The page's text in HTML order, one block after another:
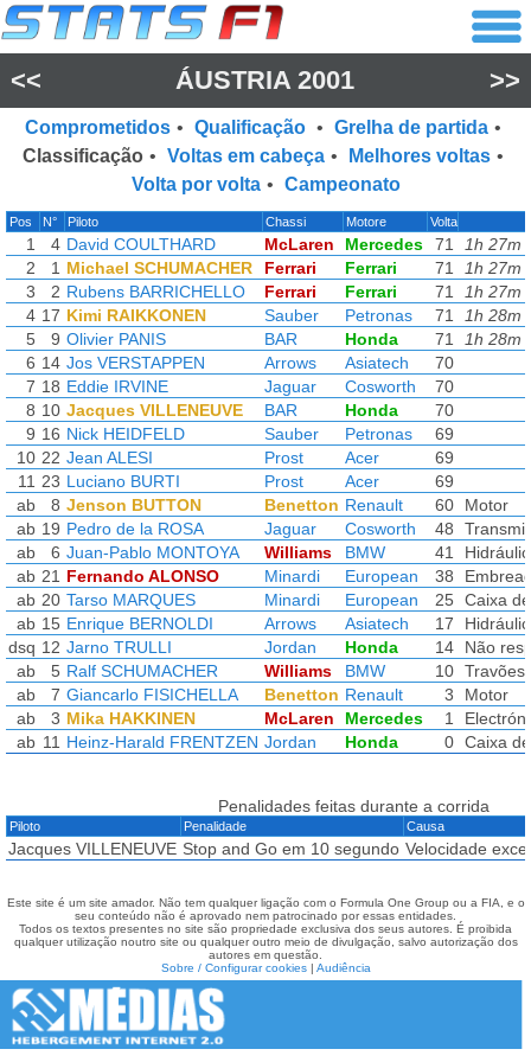
<< ÁUSTRIA 2001 >>
Comprometidos • Qualificação • Grelha de partida •
Classificação • Voltas em cabeça • Melhores voltas •
Volta por volta • Campeonato
Pos N° Piloto Chassi Motore Volta
1 4 David COULTHARD McLaren Mercedes 71
1h 27m
2
1 Michael SCHUMACHER Ferrari Ferrari 71
1h 27m
3
2 Rubens BARRICHELLO Ferrari Ferrari 71
1h 27m
4 17 Kimi RAIKKONEN Sauber Petronas 71
1h 28m
5
9 Olivier PANIS BAR Honda 71
1h 28m
6 14 Jos VERSTAPPEN Arrows Asiatech
70
7 18 Eddie IRVINE Jaguar Cosworth
70
8 10 Jacques VILLENEUVE BAR Honda
70
9 16 Nick HEIDFELD Sauber Petronas
69
10 22 Jean ALESI Prost Acer
69
11 23 Luciano BURTI Prost Acer
69
ab
8 Jenson BUTTON Benetton Renault 60
Motor
ab 19 Pedro de la ROSA Jaguar Cosworth 48
ab
6 Juan-Pablo MONTOYA Williams BMW 41
ab 21 Fernando ALONSO Minardi European 38
ab 20 Tarso MARQUES Minardi European 25 Caixa
ab 15 Enrique BERNOLDI Arrows Asiatech 17
dsq 12 Jarno TRULLI Jordan Honda 14
Não
ab
5 Ralf SCHUMACHER Williams BMW 10 Travões
ab
7 Giancarlo FISICHELLA Benetton Renault 3
Motor
ab
3 Mika HAKKINEN McLaren Mercedes 1
ab 11 Heinz-Harald FRENTZEN Jordan Honda 0 Caixa
Penalidades feitas durante a corrida
Piloto Penalidade Causa
Jacques VILLENEUVE Stop and Go em 10 segundo Velocidade
Este site é um site amador. Não tem qualquer ligação com o Formula One Group ou a FIA, e o
seu conteúdo não é aprovado nem patrocinado por essas entidades.
Todos os textos presentes no site são propriedade exclusiva dos seus autores. É proibida
qualquer utilização noutro site ou qualquer outro meio de divulgação, salvo autorização dos
autores em questão.
Sobre / Configurar cookies| Audiência